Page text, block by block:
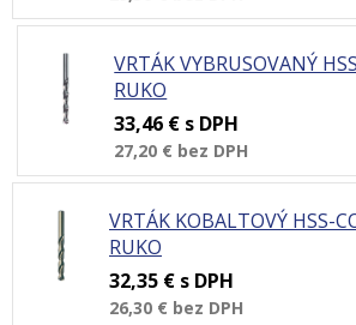
VRTÁK VYBRUSOVANÝ
RUKO
33,46 € s DPH
27,20 € bez DPH
VRTÁK KOBALTOVÝ HSS-
RUKO
32,35 € s DPH
26,30 € bez DPH